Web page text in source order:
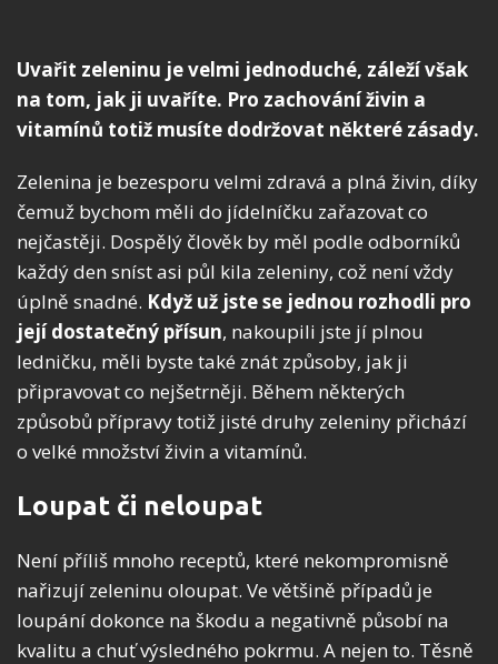
Uvařit zeleninu je velmi jednoduché, záleží však
na tom, jak ji uvaříte. Pro zachování živin a
vitamínů totiž musíte dodržovat některé zásady.
Zelenina je bezesporu velmi zdravá a plná živin, díky
čemuž bychom měli do jídelníčku zařazovat co
nejčastěji. Dospělý člověk by měl podle odborníků
každý den sníst asi půl kila zeleniny, což není vždy
úplně snadné. Když už jste se jednou rozhodli pro
její dostatečný přísun, nakoupili jste jí plnou
ledničku, měli byste také znát způsoby, jak ji
připravovat co nejšetrněji. Během některých
způsobů přípravy totiž jisté druhy zeleniny přichází
o velké množství živin a vitamínů.
Loupat či neloupat
Není příliš mnoho receptů, které nekompromisně
nařizují zeleninu oloupat. Ve většině případů je
loupání dokonce na škodu a negativně působí na
kvalitu a chuť výsledného pokrmu. A nejen to. Těsně